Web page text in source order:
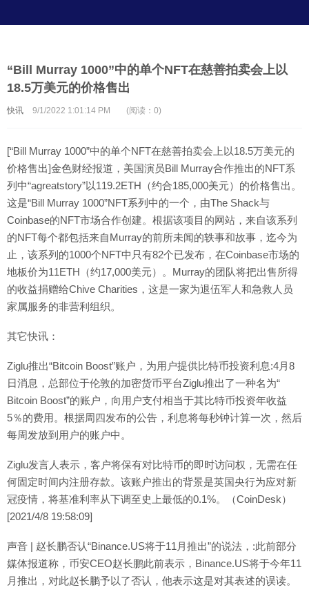
“Bill Murray 1000”中的单个NFT在慈善拍卖会上以
18.5万美元的价格售出
快讯 9/1/2022 1:01:14 PM (阅读：0)
[“Bill Murray 1000”中的单个NFT在慈善拍卖会上以18.5万美元的
价格售出]金色财经报道，美国演员Bill Murray合作推出的NFT系
列中“agreatstory”以119.2ETH（约合185,000美元）的价格售出。
这是“Bill Murray 1000”NFT系列中的一个，由The Shack与
Coinbase的NFT市场合作创建。根据该项目的网站，来自该系列
的NFT每个都包括来自Murray的前所未闻的轶事和故事，迄今为
止，该系列的1000个NFT中只有82个已发布，在Coinbase市场的
地板价为11ETH（约17,000美元）。Murray的团队将把出售所得
的收益捐赠给Chive Charities，这是一家为退伍军人和急救人员
家属服务的非营利组织。
其它快讯：
Ziglu推出“Bitcoin Boost”账户，为用户提供比特币投资利息:4月8
日消息，总部位于伦敦的加密货币平台Ziglu推出了一种名为“
Bitcoin Boost”的账户，向用户支付相当于其比特币投资年收益
5％的费用。根据周四发布的公告，利息将每秒钟计算一次，然后
每周发放到用户的账户中。
Ziglu发言人表示，客户将保有对比特币的即时访问权，无需在任
何固定时间内注册存款。该账户推出的背景是英国央行为应对新
冠疫情，将基准利率从下调至史上最低的0.1%。（CoinDesk）
[2021/4/8 19:58:09]
声音 | 赵长鹏否认“Binance.US将于11月推出”的说法，:此前部分
媒体报道称，币安CEO赵长鹏此前表示，Binance.US将于今年11
月推出，对此赵长鹏予以了否认，他表示这是对其表述的误读。